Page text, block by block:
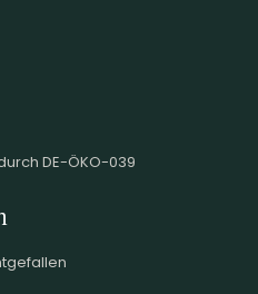
DE-ÖKO-039